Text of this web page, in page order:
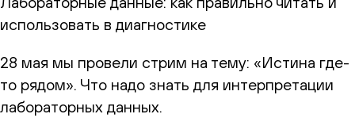
использовать в диагностике
28 мая мы провели стрим на тему: «Истина где-
то рядом». Что надо знать для интерпретации
лабораторных данных.